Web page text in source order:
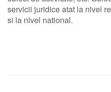
servicii juridice atat la nivel
si la nivel national.